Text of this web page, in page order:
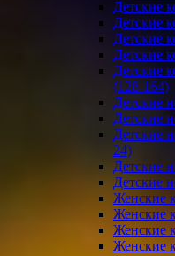
Детские
Детские
Детские
Детские
Детские
(128-164)
Детские
Детские
Детские
24)
Детские
Детские
Женские
Женские
Женские
Женские